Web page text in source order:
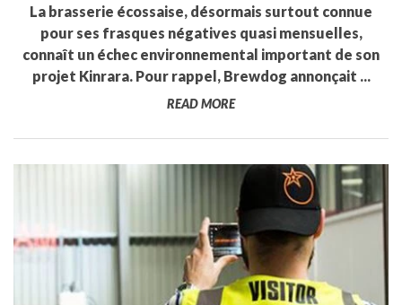
La brasserie écossaise, désormais surtout connue
pour ses frasques négatives quasi mensuelles,
connaît un échec environnemental important de son
projet Kinrara. Pour rappel, Brewdog annonçait ...
READ MORE